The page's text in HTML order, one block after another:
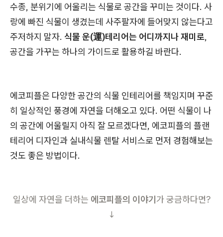
수종, 분위기에 어울리는 식물로 공간을 꾸미는 것이다. 사
랑에 빠진 식물이 생겼는데 사주팔자에 들어맞지 않는다고
주저하지 말자. 식물 운(運)테리어는 어디까지나 재미로,
공간을 가꾸는 하나의 가이드로 활용하길 바란다.
에코피플은 다양한 공간의 식물 인테리어를 책임지며 꾸준
히 일상적인 풍경에 자연을 더해오고 있다. 어떤 식물이 나
의 공간에 어울릴지 아직 잘 모르겠다면, 에코피플의 플랜
테리어 디자인과 실내식물 렌탈 서비스로 먼저 경험해보는
것도 좋은 방법이다.
일상에 자연을 더하는 에코피플의 이야기가 궁금하다면?
↓